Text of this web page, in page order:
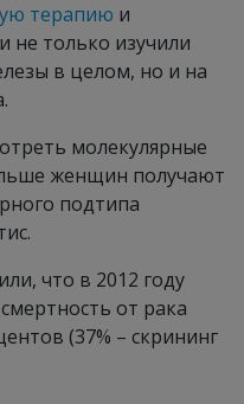
терапию и
не только изучили
в целом, но и на
молекулярные
женщин получают
подтипа
что в 2012 году
от рака
(37% – скрининг